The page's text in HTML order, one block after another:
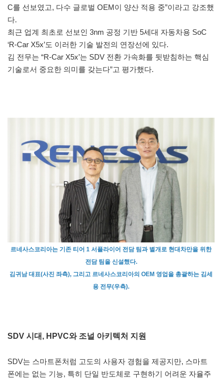
C를 선보였고, 다수 글로벌 OEM이 양산 적용 중”이라고 강조했
다.
최근 업계 최초로 선보인 3nm 공정 기반 5세대 자동차용 SoC
‘R-Car X5x’도 이러한 기술 발전의 연장선에 있다.
김 전무는 “R-Car X5x’는 SDV 전환 가속화를 뒷받침하는 핵심
기술로서 중요한 의미를 갖는다”고 평가했다.
르네사스코리아는 기존 티어 1 서플라이어 전담 팀과 별개로 현대차만을 위한
전담 팀을 신설했다.
김귀남 대표(사진 좌측), 그리고 르네사스코리아의 OEM 영업을 총괄하는 김세
용 전무(우측).
SDV 시대, HPVC와 조널 아키텍처 지원
SDV는 스마트폰처럼 고도의 사용자 경험을 제공지만, 스마트
폰에는 없는 기능, 특히 단일 반도체로 구현하기 어려운 자율주